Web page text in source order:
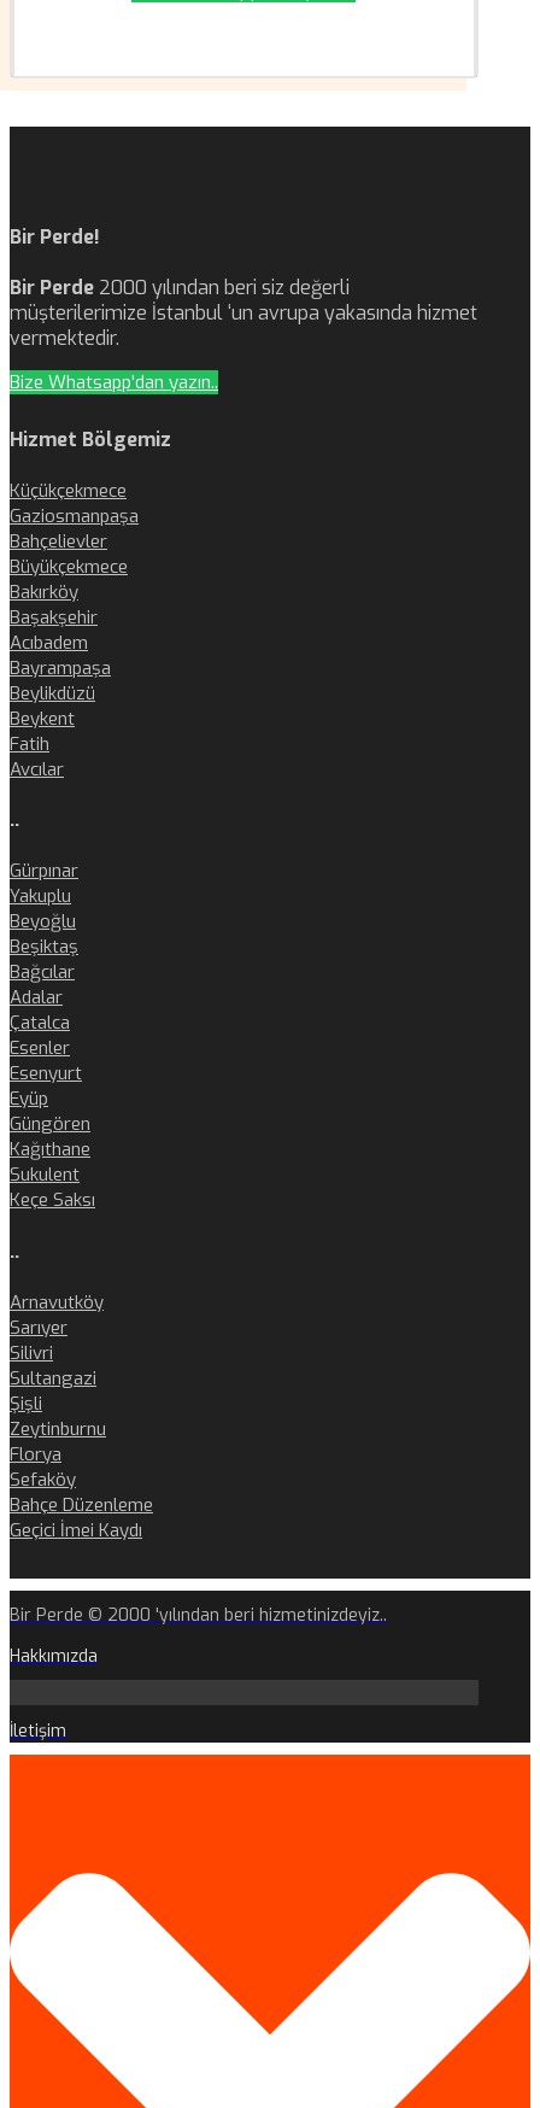
Bir Perde!
Bir Perde 2000 yılından beri siz değerli
müşterilerimize İstanbul ‘un avrupa yakasında hizmet
vermektedir.
Bize Whatsapp'dan yazın..
Hizmet Bölgemiz
Küçükçekmece
Gaziosmanpaşa
Bahçelievler
Büyükçekmece
Bakırköy
Başakşehir
Acıbadem
Bayrampaşa
Beylikdüzü
Beykent
Fatih
Avcılar
..
Gürpınar
Yakuplu
Beyoğlu
Beşiktaş
Bağcılar
Adalar
Çatalca
Esenler
Esenyurt
Eyüp
Güngören
Kağıthane
Sukulent
Keçe Saksı
..
Arnavutköy
Sarıyer
Silivri
Sultangazi
Şişli
Zeytinburnu
Florya
Sefaköy
Bahçe Düzenleme
Geçici İmei Kaydı
Bir Perde © 2000 'yılından beri hizmetinizdeyiz..
Hakkımızda
İletişim